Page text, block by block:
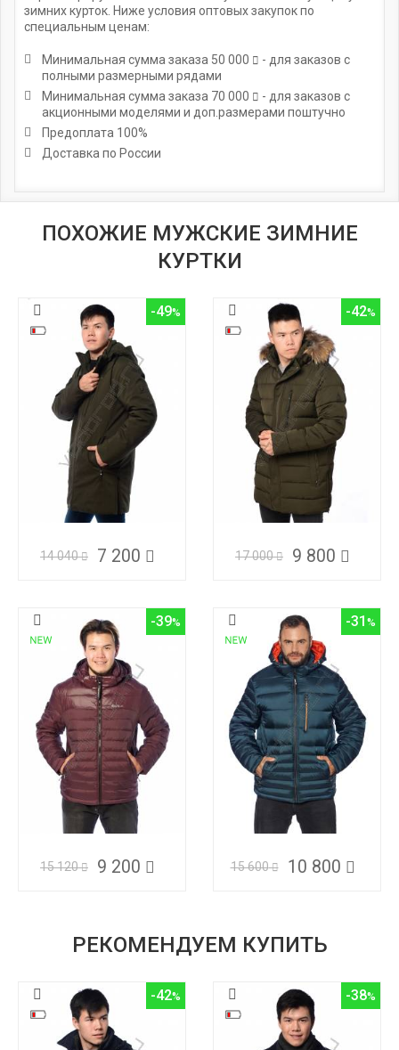
зимних курток. Ниже условия оптовых закупок по
специальным ценам:
Минимальная сумма заказа 50 000
- для заказов с
полными размерными рядами
Минимальная сумма заказа 70 000
- для заказов с
акционными моделями и доп.размерами поштучно
Предоплата 100%
Доставка по России
ПОХОЖИЕ МУЖСКИЕ ЗИМНИЕ
КУРТКИ
-49
14 040 7 200
-42
17 000 9 800
-39
15 120 9 200
-31
15 600 10 800
РЕКОМЕНДУЕМ КУПИТЬ
-42 -38